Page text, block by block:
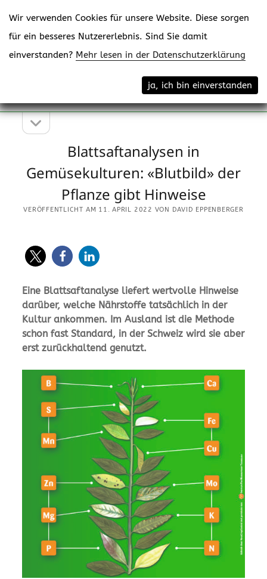
Menü
Seitenleiste
Seitenleiste
öffnen
Blattsaftanalysen in
Gemüsekulturen: «Blutbild» der
Pflanze gibt Hinweise
VERÖFFENTLICHT AM 11. APRIL 2022 VON DAVID EPPENBERGER
Eine Blattsaftanalyse liefert wertvolle Hinweise
darüber, welche Nährstoffe tatsächlich in der
Kultur ankommen. Im Ausland ist die Methode
schon fast Standard, in der Schweiz wird sie aber
erst zurückhaltend genutzt.
Wir verwenden Cookies für unsere Website. Diese sorgen
für ein besseres Nutzererlebnis. Sind Sie damit
einverstanden? Mehr lesen in der Datenschutzerklärung
ja, ich bin einverstanden